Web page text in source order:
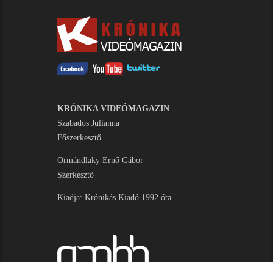
KRÓNIKA VIDEÓMAGAZIN
Szabados Julianna
Főszerkesztő
Ormándlaky Ernő Gábor
Szerkesztő
Kiadja: Krónikás Kiadó 1992 óta.